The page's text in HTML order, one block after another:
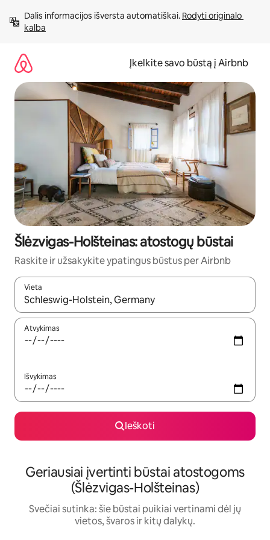
prie
turinio
Dalis informacijos išversta automatiškai. Rodyti originalo
kalba
Įkelkite savo būstą į Airbnb
Šlėzvigas-Holšteinas: atostogų būstai
Raskite ir užsakykite ypatingus būstus per Airbnb
Vieta
Kai pasirodys paieškos rezultatai, juos naršyti galite
Atvykimas
Išvykimas
Ieškoti
Geriausiai įvertinti būstai atostogoms
(Šlėzvigas-Holšteinas)
Svečiai sutinka: šie būstai puikiai vertinami dėl jų
vietos, švaros ir kitų dalykų.